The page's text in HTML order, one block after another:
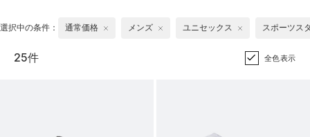
選択中の条件： 通常価格 メンズ ユニセックス スポーツス
25件 全色表示